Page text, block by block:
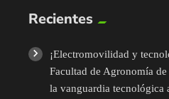
Recientes
¡Electromovilidad y
Facultad de Agronomía
la vanguardia tecnológica